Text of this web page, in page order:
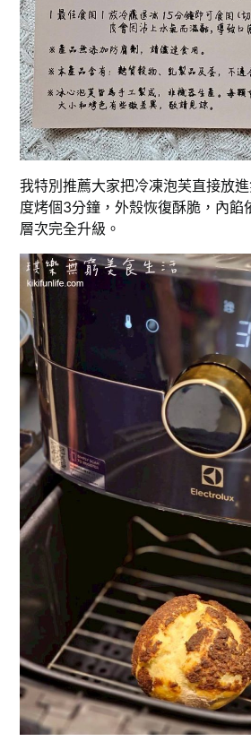
我特別推薦大家把冷凍泡芙直接放
度烤個3分鐘，外殼恢復酥脆，內餡
層次完全升級。